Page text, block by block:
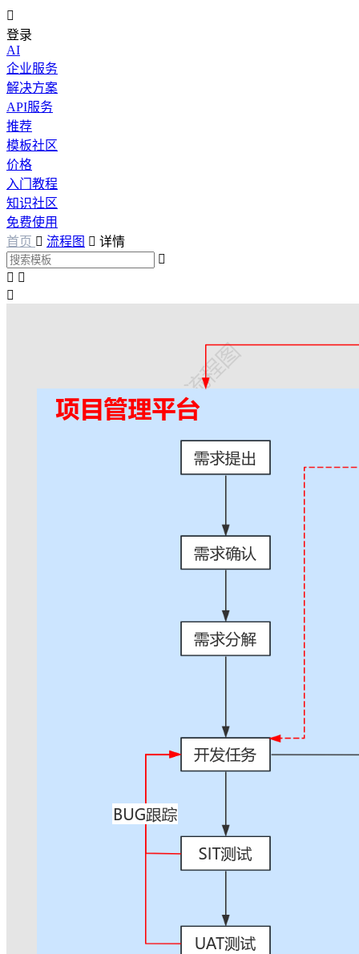

登录
AI
企业服务
解决方案
API服务
推荐
模板社区
价格
入门教程
知识社区
免费使用
首页  流程图  详情

 
